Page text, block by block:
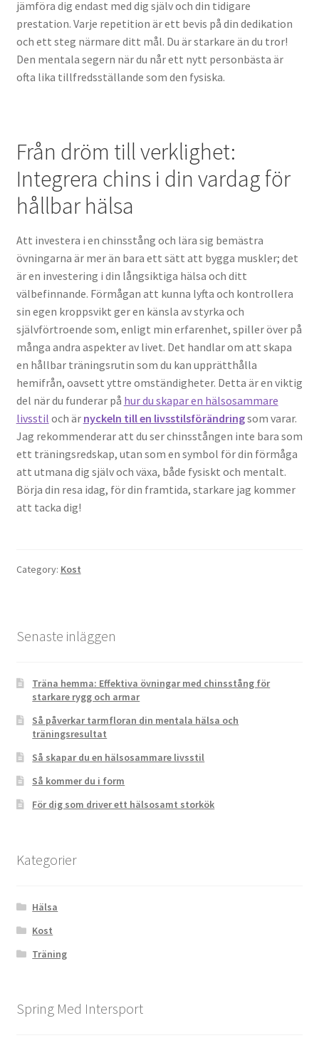
jämföra dig endast med dig själv och din tidigare
prestation. Varje repetition är ett bevis på din dedikation
och ett steg närmare ditt mål. Du är starkare än du tror!
Den mentala segern när du når ett nytt personbästa är
ofta lika tillfredsställande som den fysiska.
Från dröm till verklighet:
Integrera chins i din vardag för
hållbar hälsa
Att investera i en chinsstång och lära sig bemästra
övningarna är mer än bara ett sätt att bygga muskler; det
är en investering i din långsiktiga hälsa och ditt
välbefinnande. Förmågan att kunna lyfta och kontrollera
sin egen kroppsvikt ger en känsla av styrka och
självförtroende som, enligt min erfarenhet, spiller över på
många andra aspekter av livet. Det handlar om att skapa
en hållbar träningsrutin som du kan upprätthålla
hemifrån, oavsett yttre omständigheter. Detta är en viktig
del när du funderar på hur du skapar en hälsosammare
livsstil och är nyckeln till en livsstilsförändringsom varar.
Jag rekommenderar att du ser chinsstången inte bara som
ett träningsredskap, utan som en symbol för din förmåga
att utmana dig själv och växa, både fysiskt och mentalt.
Börja din resa idag, för din framtida, starkare jag kommer
att tacka dig!
Category: Kost
Senaste inläggen
Träna hemma: Effektiva övningar med chinsstång för
starkare rygg och armar
Så påverkar tarmfloran din mentala hälsa och
träningsresultat
Så skapar du en hälsosammare livsstil
Så kommer du i form
För dig som driver ett hälsosamt storkök
Kategorier
Hälsa
Kost
Träning
Spring Med Intersport